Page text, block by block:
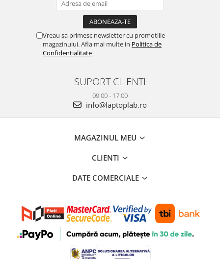
Vreau sa primesc newsletter cu promotiile
magazinului. Afla mai multe in Politica de
Confidentialitate
SUPORT CLIENTI
09:00 - 17:00
info@laptoplab.ro
MAGAZINUL MEU
CLIENTI
DATE COMERCIALE